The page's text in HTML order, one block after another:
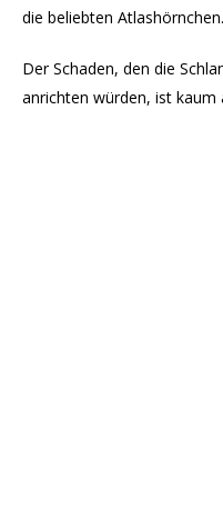
die beliebten Atlashörnchen.
Der Schaden, den die
anrichten würden, ist kaum